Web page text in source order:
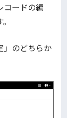
コードの編
」のどちらか